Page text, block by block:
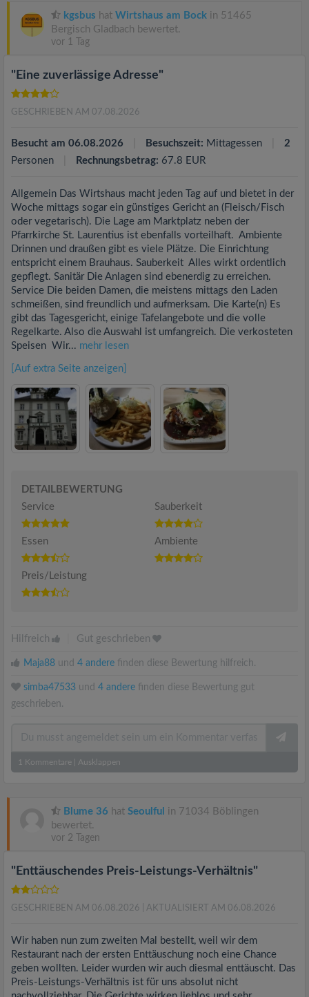
kgsbus hat Wirtshaus am Bock in 51465
Bergisch Gladbach bewertet.
vor 1 Tag
"Eine zuverlässige Adresse"
GESCHRIEBEN AM 07.08.2026
Besucht am 06.08.2026 Besuchszeit: Mittagessen
2
Personen
Rechnungsbetrag: 67.8 EUR
Allgemein Das Wirtshaus macht jeden Tag auf und bietet in der
Woche mittags sogar ein günstiges Gericht an (Fleisch/Fisch
oder vegetarisch). Die Lage am Marktplatz neben der
Pfarrkirche St. Laurentius ist ebenfalls vorteilhaft. Ambiente
Drinnen und draußen gibt es viele Plätze. Die Einrichtung
entspricht einem Brauhaus. Sauberkeit Alles wirkt ordentlich
gepflegt. Sanitär Die Anlagen sind ebenerdig zu erreichen.
Service Die beiden Damen, die meistens mittags den Laden
schmeißen, sind freundlich und aufmerksam. Die Karte(n) Es
gibt das Tagesgericht, einige Tafelangebote und die volle
Regelkarte. Also die Auswahl ist umfangreich. Die verkosteten
Speisen Wir... mehr lesen
[Auf extra Seite anzeigen]
DETAILBEWERTUNG
Service
Sauberkeit
Essen Ambiente
Preis/Leistung
Hilfreich Gut geschrieben
Maja88 und 4 andere finden diese Bewertung hilfreich.
simba47533 und 4 andere finden diese Bewertung gut
geschrieben.
1 Kommentare Ausklappen
Blume 36 hat Seoulful in 71034 Böblingen
bewertet.
vor 2 Tagen
"Enttäuschendes Preis-Leistungs-Verhältnis"
GESCHRIEBEN AM 06.08.2026 | AKTUALISIERT AM 06.08.2026
Wir haben nun zum zweiten Mal bestellt, weil wir dem
Restaurant nach der ersten Enttäuschung noch eine Chance
geben wollten. Leider wurden wir auch diesmal enttäuscht. Das
Preis-Leistungs-Verhältnis ist für uns absolut nicht